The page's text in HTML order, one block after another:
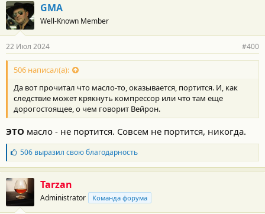
GMA
Well-Known Member
22 Июл 2024 #400
506 написал(а):
Да вот прочитал что масло-то, оказывается, портится. И, как
следствие может крякнуть компрессор или что там еще
дорогостоящее, о чем говорит Вейрон.
ЭТО масло - не портится. Совсем не портится, никогда.
Б
л
а
г
о
д
а
506выразил свою благодарность
Tarzan
Administrator Команда форума